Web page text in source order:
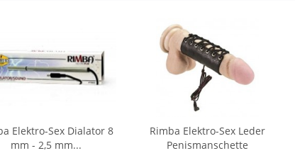
Elektro-Sex Dialator 8
mm - 2,5 mm...
Rimba Elektro-Sex Leder
Penismanschette